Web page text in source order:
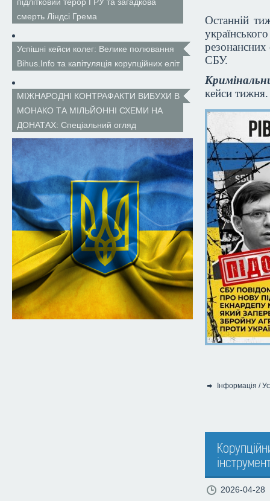
смерть Ліндсі Грема
Успішні кейси колег: Велике полювання
Bihus.Info та капітуляція корупційних еліт
МІЖНАРОДНІ КОНТРАФАКТИ ВИБУХИ В
МОНАКО ТА МІЛЬЙОННІ СХЕМИ НА
ДОНАТАХ: Спеціальний огляд
Останній
СБУ.
кейси
Інформація /
2026-04-28